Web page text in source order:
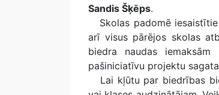
Sandis Šķēps.
Skolas padomē iesaistītie
arī visus pārējos skolas
biedra naudas
pašiniciatīvu projektu
Lai kļūtu par biedrības